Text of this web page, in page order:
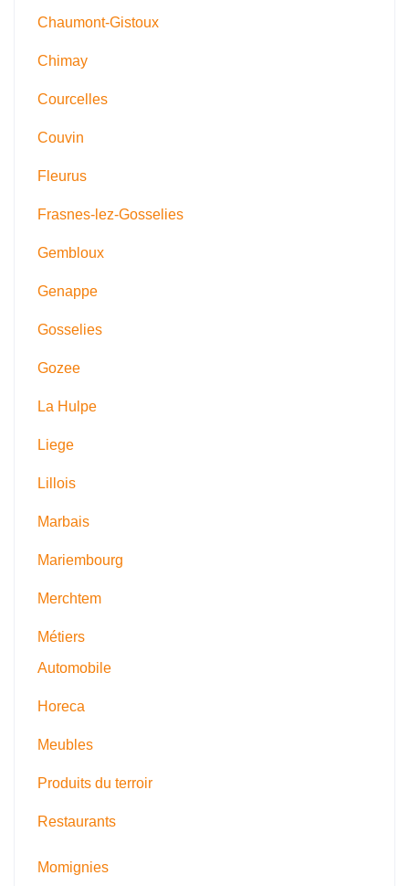
Chaumont-Gistoux
Chimay
Courcelles
Couvin
Fleurus
Frasnes-lez-Gosselies
Gembloux
Genappe
Gosselies
Gozee
La Hulpe
Liege
Lillois
Marbais
Mariembourg
Merchtem
Métiers
Automobile
Horeca
Meubles
Produits du terroir
Restaurants
Momignies